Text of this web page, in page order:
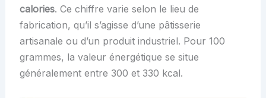
calories. Ce chiffre varie selon le lieu de
fabrication, qu’il s’agisse d’une pâtisserie
artisanale ou d’un produit industriel. Pour 100
grammes, la valeur énergétique se situe
généralement entre 300 et 330 kcal.